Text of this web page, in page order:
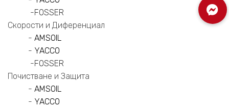
-FOSSER
Скорости и Диференциал
- AMSOIL
- YACCO
-FOSSER
Почистване и Защита
- AMSOIL
- YACCO